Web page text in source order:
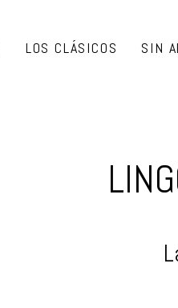
LOS CLÁSICOS SIN